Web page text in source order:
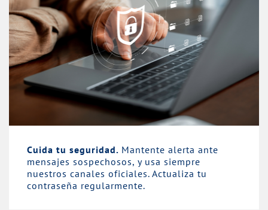
Cuida tu seguridad. Mantente alerta ante
mensajes sospechosos, y usa siempre
nuestros canales oficiales. Actualiza tu
contraseña regularmente.